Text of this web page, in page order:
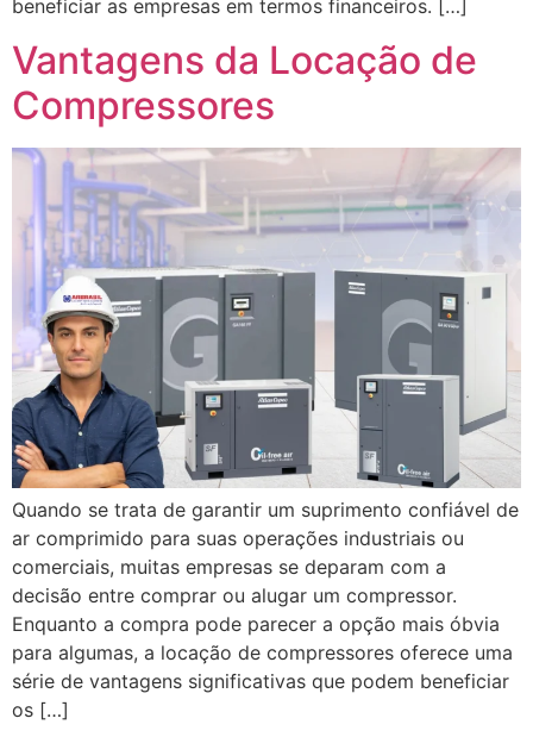
beneficiar as empresas em termos financeiros. […]
Vantagens da Locação de
Compressores
Quando se trata de garantir um suprimento confiável de
ar comprimido para suas operações industriais ou
comerciais, muitas empresas se deparam com a
decisão entre comprar ou alugar um compressor.
Enquanto a compra pode parecer a opção mais óbvia
para algumas, a locação de compressores oferece uma
série de vantagens significativas que podem beneficiar
os […]